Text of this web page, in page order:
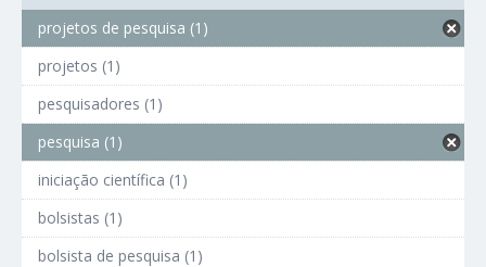
projetos de pesquisa (1)
projetos (1)
pesquisadores (1)
pesquisa (1)
iniciação científica (1)
bolsistas (1)
bolsista de pesquisa (1)